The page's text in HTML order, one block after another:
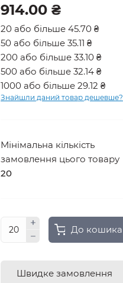
914.00 ₴
20 або більше 45.70 ₴
50 або більше 35.11 ₴
200 або більше 33.10 ₴
500 або більше 32.14 ₴
1000 або більше 29.12 ₴
Знайшли даний товар дешевше?
Мінімальна кількість
замовлення цього товару
20
До кошика
Швидке замовлення